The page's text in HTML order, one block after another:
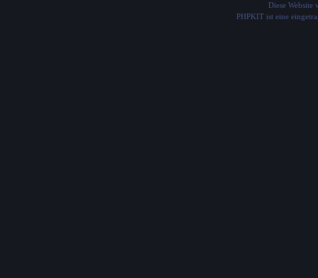
Diese Website
PHPKIT ist eine